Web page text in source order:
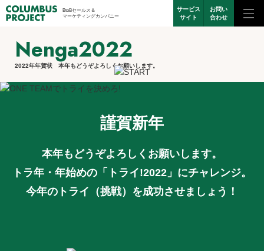
BtoBセールス＆
マーケティングカンパニー
サービス
サイト
お問い
合わせ
Nenga2022
2022年年賀状 本年もどうぞよろしくお願いします。
謹賀新年
本年もどうぞよろしくお願いします。
トラ年・年始めの「トライ!2022」にチャレンジ。
今年のトライ（挑戦）を成功させましょう！